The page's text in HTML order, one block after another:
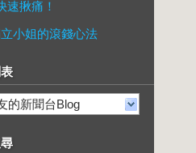
速揪痛！
小姐的滾錢心法
的新聞台Blog